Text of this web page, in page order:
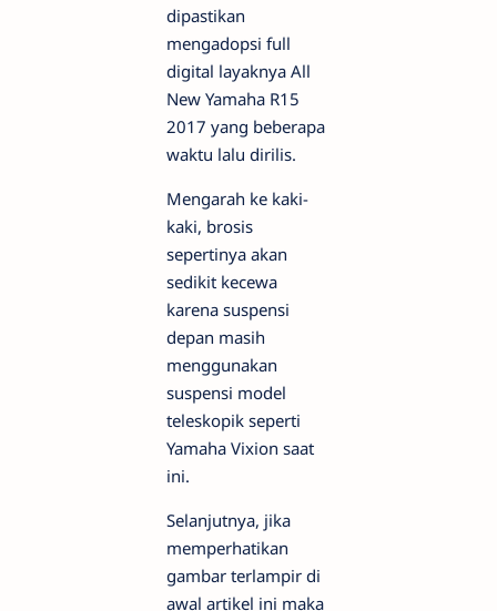
dipastikan
mengadopsi full
digital layaknya All
New Yamaha R15
2017 yang beberapa
waktu lalu dirilis.
Mengarah ke kaki-
kaki, brosis
sepertinya akan
sedikit kecewa
karena suspensi
depan masih
menggunakan
suspensi model
teleskopik seperti
Yamaha Vixion saat
ini.
Selanjutnya, jika
memperhatikan
gambar terlampir di
awal artikel ini maka